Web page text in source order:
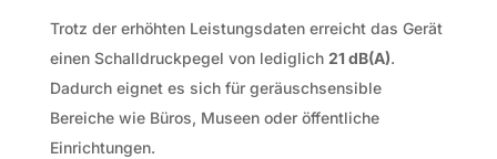
Trotz der erhöhten Leistungsdaten erreicht das Gerät
einen Schalldruckpegel von lediglich 21 dB(A).
Dadurch eignet es sich für geräuschsensible
Bereiche wie Büros, Museen oder öffentliche
Einrichtungen.